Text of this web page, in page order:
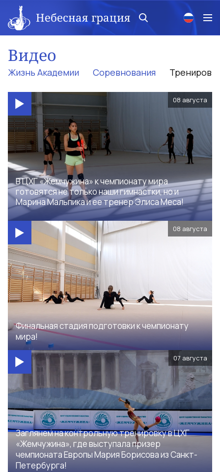
Небесная грация
Видео
Жизнь Академии Соревнования
08 августа
В ЦХГ «Жемчужина» к чемпионату мира
готовятся не только наши гимнастки, но и
Марина Мальпика и ее тренер Элиса Меса!
08 августа
Финальная стадия подготовки к чемпионату
мира!
07 августа
Заглянем на контрольную тренировку в ЦХГ
«Жемчужина», где выступала призер
чемпионата Европы Мария Борисова из Санкт-
Петербурга!